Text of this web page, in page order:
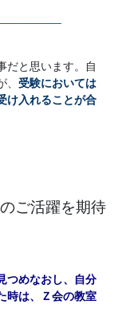
だと思います。自
受験においては
け入れることが合
ご活躍を期待
つめなおし、自分
時は、Ｚ会の教室